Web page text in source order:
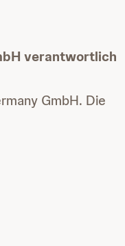
verantwortlich
GmbH. Die